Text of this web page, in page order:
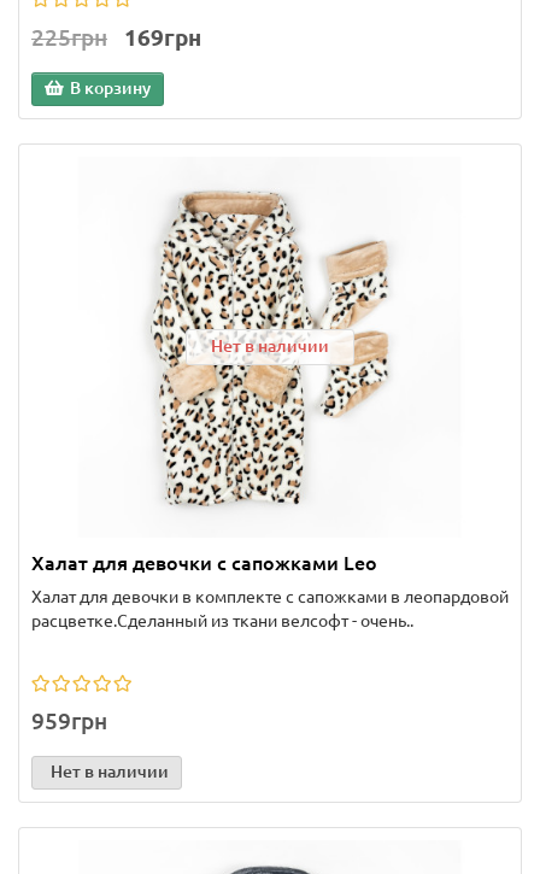
225грн 169грн
В корзину
Нет в наличии
Халат для девочки с сапожками Leo
Халат для девочки в комплекте с сапожками в леопардовой
расцветке.Сделанный из ткани велсофт - очень..
959грн
Нет в наличии